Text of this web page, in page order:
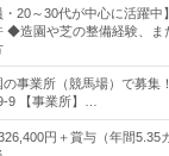
・20～30代が中心に活躍
◆造園や芝の整備経験、ま
事業所（競馬場）で募集
9 【事業所】…
円＋賞与（年間